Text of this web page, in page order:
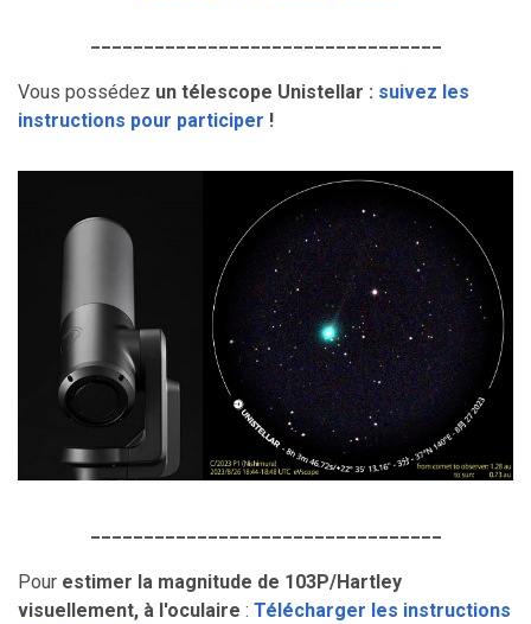
Vous possédez un télescope Unistellar : suivez les
instructions pour participer !
Pour estimer la magnitude de 103P/Hartley
visuellement, à l'oculaire : Télécharger les instructions